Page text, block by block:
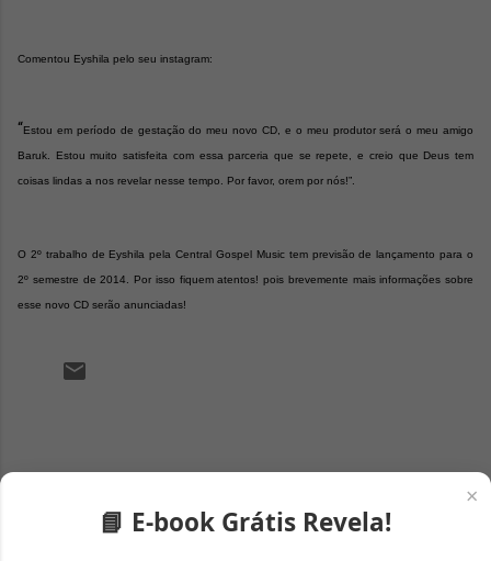
×
📘 E-book Grátis Revela!
Comentou Eyshila pelo seu instagram:
“Estou em período de gestação do meu novo CD, e o meu produtor será o meu amigo
Baruk. Estou muito satisfeita com essa parceria que se repete, e creio que Deus tem
coisas lindas a nos revelar nesse tempo. Por favor, orem por nós!”.
O 2º trabalho de Eyshila pela Central Gospel Music tem previsão de lançamento para o
2º semestre de 2014. Por isso fiquem atentos! pois brevemente mais informações sobre
esse novo CD serão anunciadas!